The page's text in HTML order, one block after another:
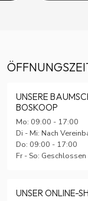
UNSERE
BOSKOOP
Mo: 09:00 - 17:00
Di - Mi: Nach
Do: 09:00 - 17:00
Fr - So: Geschlossen
UNSER ONLINE-